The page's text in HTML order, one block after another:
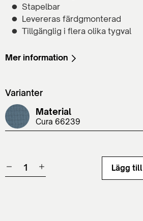
Stapelbar
Levereras färdgmonterad
Tillgänglig i flera olika tygval
Mer information
Varianter
Material
Cura 66239
Lägg till